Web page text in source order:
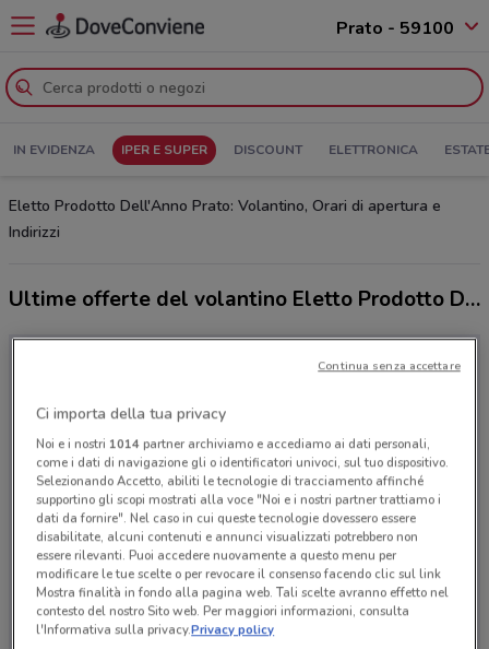
Prato - 59100
IN EVIDENZA IPER E SUPER DISCOUNT ELETTRONICA
Eletto Prodotto Dell'Anno Prato: Volantino, Orari di apertura e
Indirizzi
Ultime offerte del volantino Eletto Prodotto Dell'Anno
Ci dispiace, al momento non abbiamo pubblicato
volantini nella tua zona. Riprova più tardi.
Ci importa della tua privacy
Noi e i nostri 1014partner archiviamo e accediamo ai dati personali,
come i dati di navigazione gli o identificatori univoci, sul tuo dispositivo.
Selezionando Accetto, abiliti le tecnologie di tracciamento affinché
supportino gli scopi mostrati alla voce "Noi e i nostri partner trattiamo i
dati da fornire". Nel caso in cui queste tecnologie dovessero essere
disabilitate, alcuni contenuti e annunci visualizzati potrebbero non
essere rilevanti. Puoi accedere nuovamente a questo menu per
modificare le tue scelte o per revocare il consenso facendo clic sul link
Mostra finalità in fondo alla pagina web. Tali scelte avranno effetto nel
contesto del nostro Sito web. Per maggiori informazioni, consulta
l'Informativa sulla privacy.Privacy policy
Continua senza accettare